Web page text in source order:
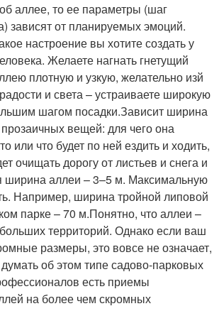
аллее, то ее параметры (шаг
зависят от планируемых эмоций.
настроение вы хотите создать у
Желаете нагнать гнетущий
плотную и узкую, желательно изй
и света – устраиваете широкую
шагом посадки.Зависит ширина
вещей: для чего она
или что будет по ней ездить и ходить,
очищать дорогу от листьев и снега и
ширина аллеи – 3–5 м. Максимальную
Например, ширина тройной липовой
парке – 70 м.Понятно, что аллеи –
территорий. Однако если ваш
размеры, это вовсе не означает,
об этом типе садово-парковых
есть приемы
на более чем скромных